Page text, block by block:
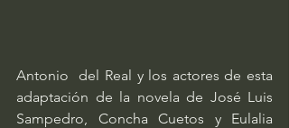
Antonio  del Real y los actores de esta
adaptación de la novela de José Luis
Sampedro, Concha Cuetos y Eulalia